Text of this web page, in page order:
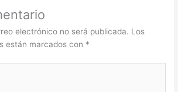
electrónico no será publicada. Los
están marcados con *